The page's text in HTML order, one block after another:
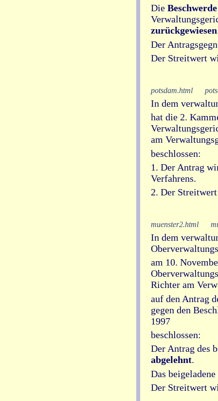
Die Beschwerde
zurückgewiesen
Der
Der Streitwert
potsdam.html
In dem
hat die 2.
am
beschlossen:
1. Der Antrag
Verfahrens.
2. Der
muenster2.html
In dem
am 10.
Richter am
auf den Antrag
gegen den
1997
beschlossen:
Der Antrag des
abgelehnt.
Das
Der Streitwert